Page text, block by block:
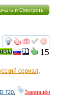
и Смотреть
смотреть
15
сериал,
720 Завершён